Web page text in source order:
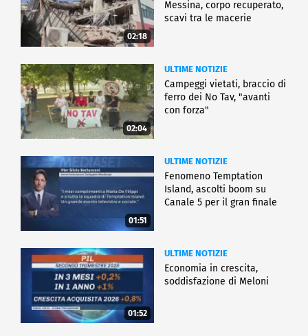
02:18
Messina, corpo recuperato,
scavi tra le macerie
02:04
ULTIME NOTIZIE
Campeggi vietati, braccio di
ferro dei No Tav, "avanti
con forza"
01:51
ULTIME NOTIZIE
Fenomeno Temptation
Island, ascolti boom su
Canale 5 per il gran finale
01:52
ULTIME NOTIZIE
Economia in crescita,
soddisfazione di Meloni